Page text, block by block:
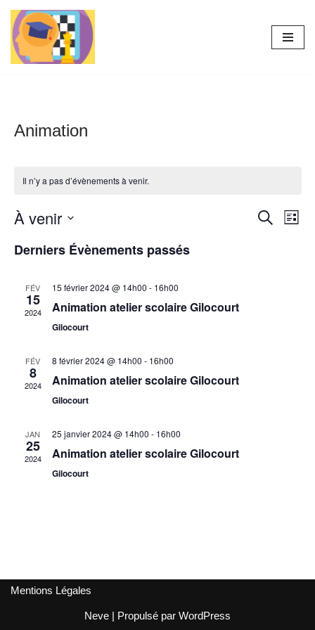
Aller
au
Animation
Il n’y a pas d’évènements à venir.
Recherche
Liste
À venir
une
Derniers Évènements passés
FÉV
15
2024
15 février 2024 @ 14h00 - 16h00
Animation atelier scolaire Gilocourt
Gilocourt
FÉV
8
2024
8 février 2024 @ 14h00 - 16h00
Animation atelier scolaire Gilocourt
Gilocourt
JAN
25
2024
25 janvier 2024 @ 14h00 - 16h00
Animation atelier scolaire Gilocourt
Gilocourt
Mentions Légales
Neve | Propulsé par WordPress